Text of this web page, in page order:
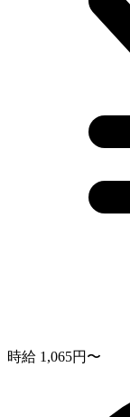
時給 1,065円〜